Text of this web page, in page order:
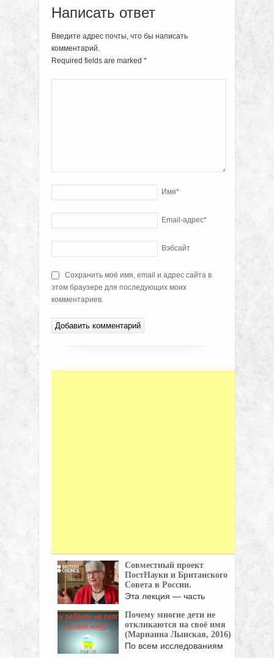
Написать ответ
Введите адрес почты, что бы написать
комментарий.
Required fields are marked *
Имя*
Email-адрес*
Вэбсайт
Сохранить моё имя, email и адрес сайта в
этом браузере для последующих моих
комментариев.
Совместный проект
ПостНауки и Британского
Совета в России.
Эта лекция — часть
ПостНауки ...
Почему многие дети не
откликаются на своё имя
(Марианна Лынская, 2016)
По всем исследованиям